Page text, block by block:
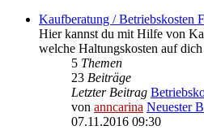
Kaufberatung / Betriebskosten
Hier kannst du mit Hilfe von
welche Haltungskosten auf
5 Themen
23 Beiträge
Letzter Beitrag
von anncarina Neuester
07.11.2016 09:30